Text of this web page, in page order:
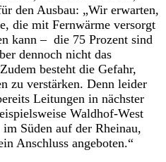
den Ausbau: „Wir erwarten,
die mit Fernwärme versorgt
kann – die 75 Prozent sind
dennoch nicht das
besteht die Gefahr,
zu verstärken. Denn leider
Leitungen in nächster
Waldhof-West
Süden auf der Rheinau,
Anschluss angeboten.“